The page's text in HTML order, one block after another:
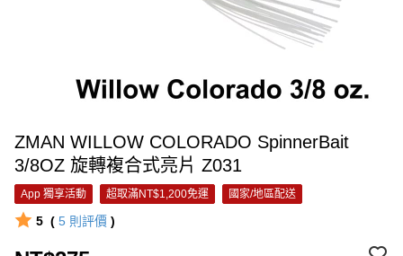
ZMAN WILLOW COLORADO SpinnerBait
3/8OZ 旋轉複合式亮片 Z031
App 獨享活動 超取滿NT$1,200免運 國家/地區配送
5 ( 5 則評價 )